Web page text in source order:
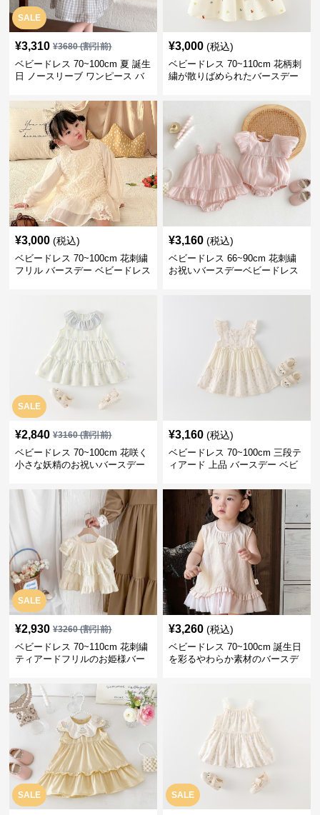
SALE
¥3,310 ¥3680(割引前)
ベビードレス 70~100cm 夏 誕生
日 ノースリーブ ワンピース バ
ー
¥3,000 (税込)
ベビードレス 70~110cm 花柄刺
繍が散りばめられたバースデー
お出かけ
¥3,000 (税込)
ベビードレス 70~100cm 花刺繍
フリル バースデー ベビードレス
¥3,160 (税込)
ベビードレス 66~90cm 花刺繍
お祝いバースデーベビードレス
SALE
¥2,840 ¥3160(割引前)
ベビードレス 70~100cm 花咲く
小さな妖精のお祝いバースデー
¥3,160 (税込)
ベビードレス 70~100cm 三段テ
ィアード 上品 バースデー ベビ
夏
SALE
¥2,930 ¥3260(割引前)
ベビードレス 70~110cm 花刺繍
ティアードフリルのお姫様バー
け
¥3,260 (税込)
ベビードレス 70~100cm 誕生日
を彩るやわらか素材のバースデ
SALE SALE